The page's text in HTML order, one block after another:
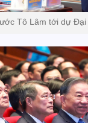
Tô Lâm tới dự Đại